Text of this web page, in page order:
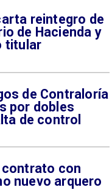
reintegro de
de Hacienda y
titular
de Contraloría
por dobles
de control
con
nuevo arquero